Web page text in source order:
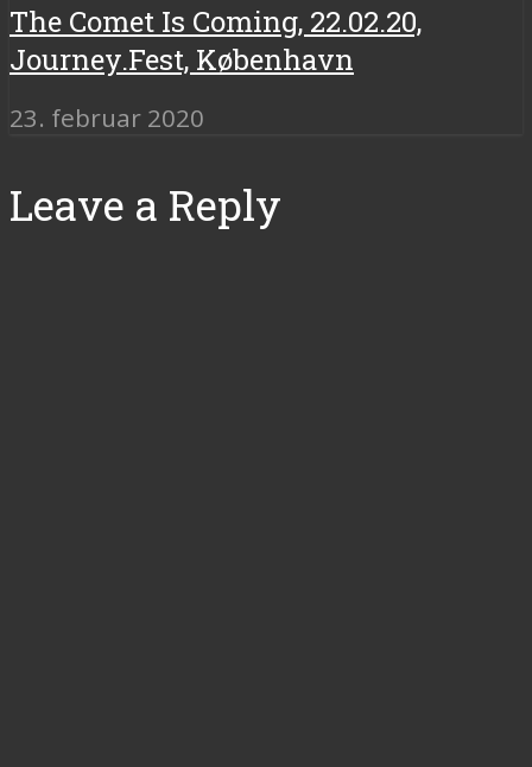
The Comet Is Coming, 22.02.20,
Journey.Fest, København
23. februar 2020
Leave a Reply